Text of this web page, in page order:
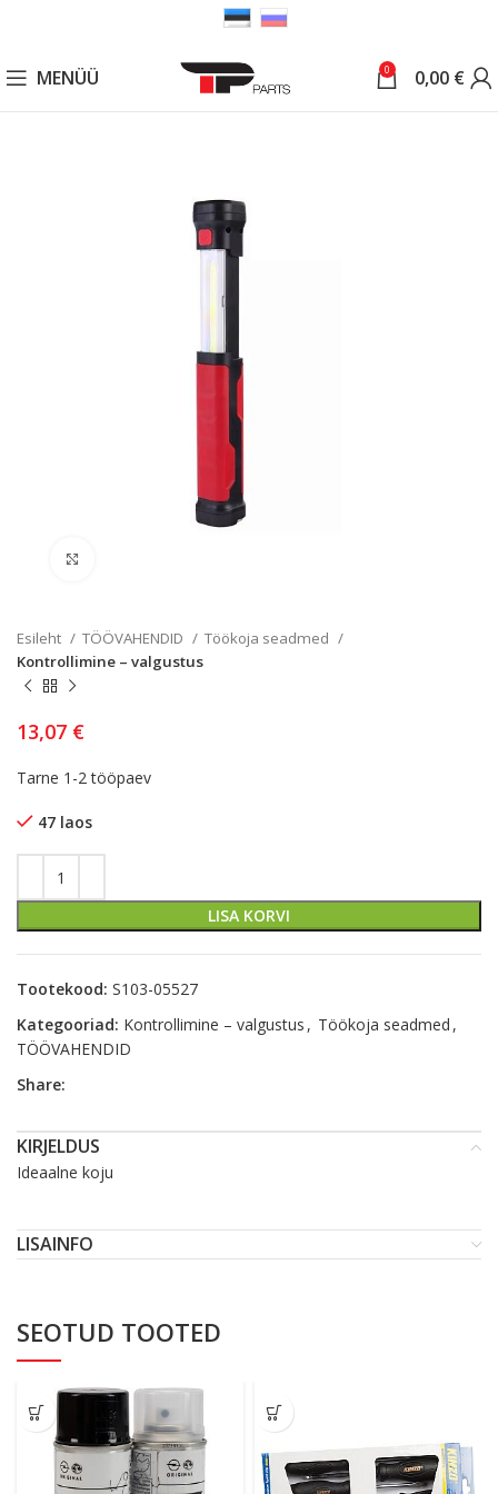
MENÜÜ 0 0,00 €
Esileht TÖÖVAHENDID
Töökoja seadmed
Kontrollimine – valgustus
13,07 €
Tarne 1-2 tööpaev
47 laos
LISA KORVI
Tootekood: S103-05527
Kategooriad: Kontrollimine – valgustus , Töökoja seadmed ,
TÖÖVAHENDID
Share:
KIRJELDUS
Ideaalne koju
LISAINFO
SEOTUD TOOTED